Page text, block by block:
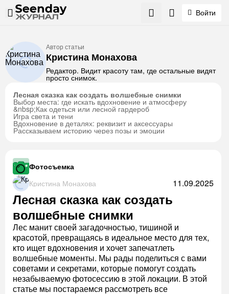
Войти
Фотосъемка
Кристина Монахова
11.09.2025
Лесная сказка как создать
волшебные снимки
Лес манит своей загадочностью, тишиной и
красотой, превращаясь в идеальное место для тех,
кто ищет вдохновения и хочет запечатлеть
волшебные моменты. Мы рады поделиться с вами
советами и секретами, которые помогут создать
незабываемую фотосессию в этой локации. В этой
статье мы постараемся рассмотреть все
Автор статьи
Кристина Монахова
Редактор. Видит красоту там, где остальные видят
просто снимок.
Лесная сказка как создать волшебные снимки
Выбор места: где искать вдохновение и атмосферу
&nbsp;Как одеться или лесной гардероб
Игра света и тени
Вдохновение в деталях: реквизит и аксессуары
Рассказываем историю через позы и эмоции